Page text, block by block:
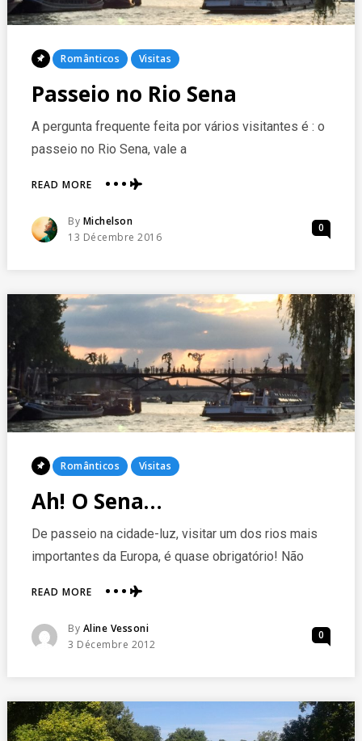
Posted
Românticos Visitas
Passeio no Rio Sena
A pergunta frequente feita por vários visitantes é : o
passeio no Rio Sena, vale a
READ MOREABOUT
NO
RIO
Posted
By Michelson
Posted
13 Décembre 2016
0
Posted
Românticos Visitas
Ah! O Sena…
De passeio na cidade-luz, visitar um dos rios mais
importantes da Europa, é quase obrigatório! Não
READ MOREABOUT
O
SENA…
Posted
By Aline Vessoni
Posted
3 Décembre 2012
0